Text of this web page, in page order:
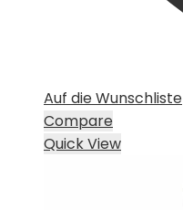
Auf die Wunschliste
Compare
Quick View